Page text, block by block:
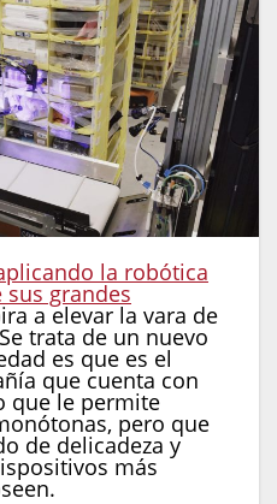
la robótica
grandes
a elevar la vara de
trata de un nuevo
es que es el
que cuenta con
que le permite
pero que
de delicadeza y
más